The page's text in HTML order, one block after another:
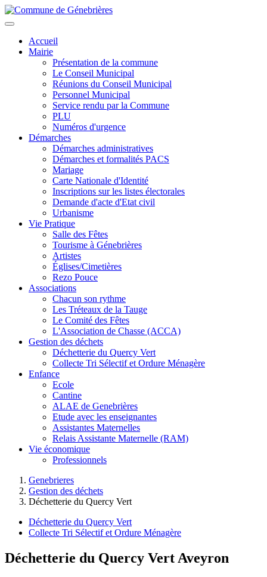
Aller
au
principal
Toggle
navigationAccueil
Mairie
Présentation de la commune
Le Conseil Municipal
Réunions du Conseil Municipal
Personnel Municipal
Service rendu par la Commune
PLU
Numéros d'urgence
Démarches
Démarches administratives
Démarches et formalités PACS
Mariage
Carte Nationale d'Identité
Inscriptions sur les listes électorales
Demande d'acte d'Etat civil
Urbanisme
Vie Pratique
Salle des Fêtes
Tourisme à Génebrières
Artistes
Églises/Cimetières
Rezo Pouce
Associations
Chacun son rythme
Les Tréteaux de la Tauge
Le Comité des Fêtes
L'Association de Chasse (ACCA)
Gestion des déchets
Déchetterie du Quercy Vert
Collecte Tri Sélectif et Ordure Ménagère
Enfance
Ecole
Cantine
ALAE de Genebrières
Etude avec les enseignantes
Assistantes Maternelles
Relais Assistante Maternelle (RAM)
Vie économique
Professionnels
Genebrieres
Gestion des déchets
Déchetterie du Quercy Vert
Déchetterie du Quercy Vert
Collecte Tri Sélectif et Ordure Ménagère
Déchetterie du Quercy Vert Aveyron